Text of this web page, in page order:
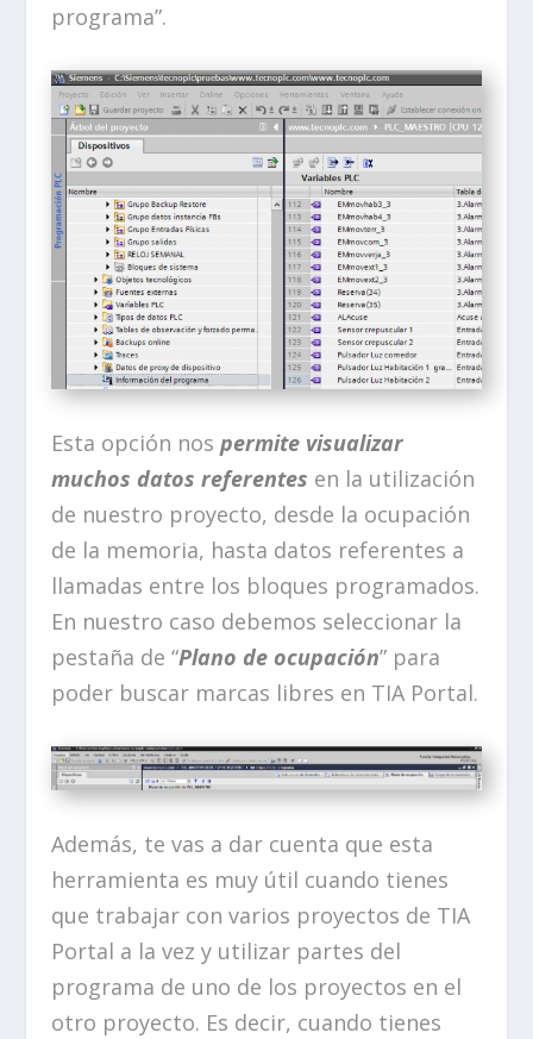
programa”.
Esta opción nos permite visualizar
muchos datos referentes en la utilización
de nuestro proyecto, desde la ocupación
de la memoria, hasta datos referentes a
llamadas entre los bloques programados.
En nuestro caso debemos seleccionar la
pestaña de “Plano de ocupación” para
poder buscar marcas libres en TIA Portal.
Además, te vas a dar cuenta que esta
herramienta es muy útil cuando tienes
que trabajar con varios proyectos de TIA
Portal a la vez y utilizar partes del
programa de uno de los proyectos en el
otro proyecto. Es decir, cuando tienes